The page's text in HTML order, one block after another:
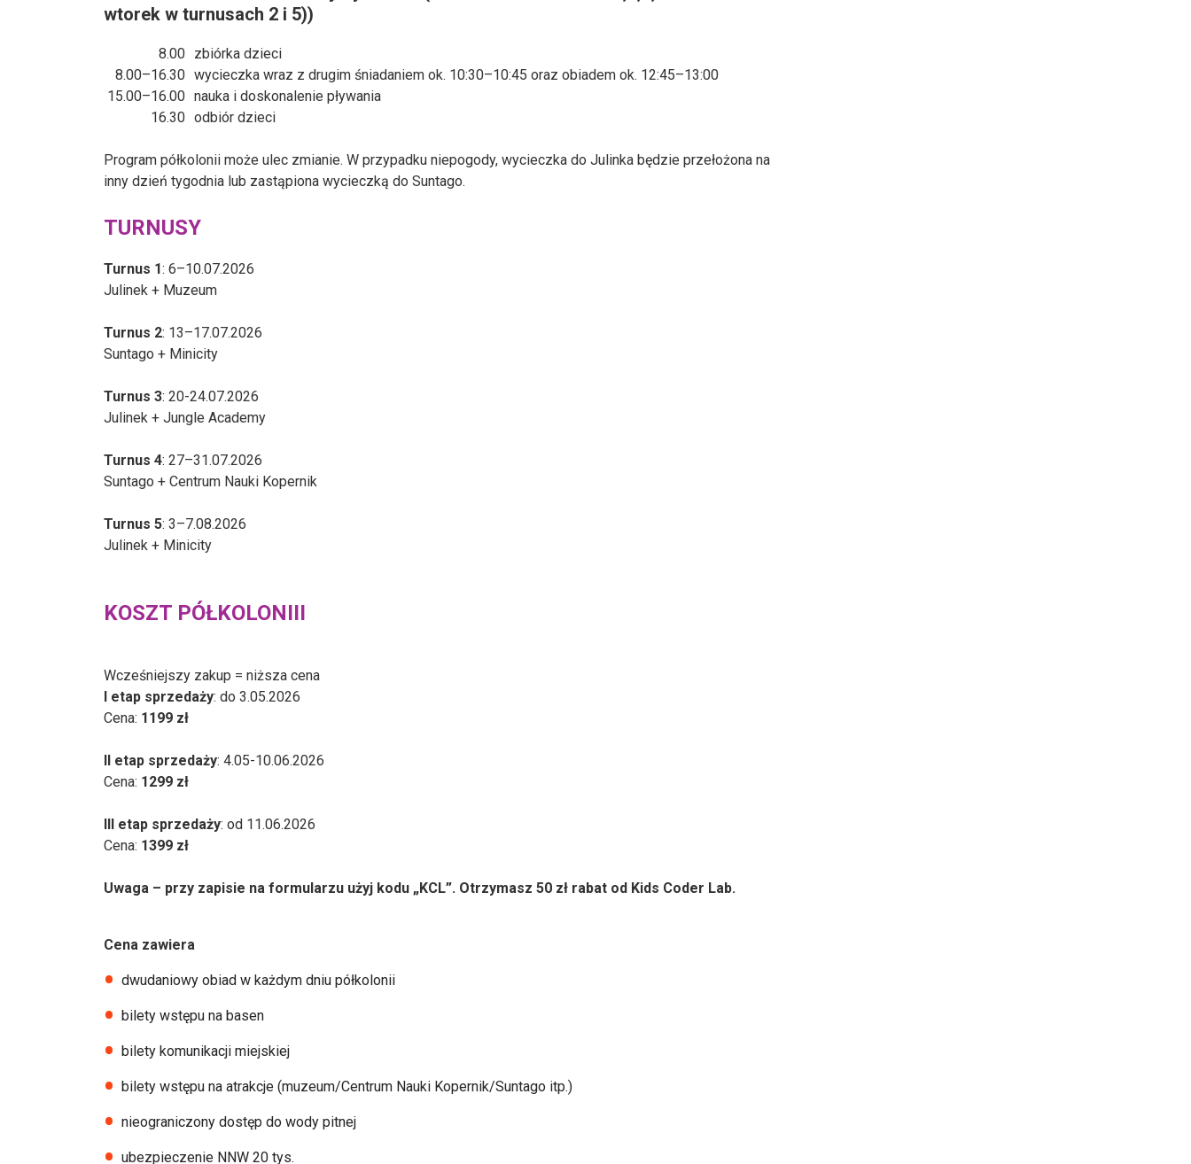
wtorek w turnusach 2 i 5))
8.00 zbiórka dzieci
8.00–16.30 wycieczka wraz z drugim śniadaniem ok. 10:30–10:45 oraz obiadem ok. 12:45–13:00
15.00–16.00 nauka i doskonalenie pływania
16.30 odbiór dzieci
Program półkolonii może ulec zmianie. W przypadku niepogody, wycieczka do Julinka będzie przełożona na
inny dzień tygodnia lub zastąpiona wycieczką do Suntago.
TURNUSY
Turnus 1: 6–10.07.2026
Julinek + Muzeum
Turnus 2: 13–17.07.2026
Suntago + Minicity
Turnus 3: 20-24.07.2026
Julinek + Jungle Academy
Turnus 4: 27–31.07.2026
Suntago + Centrum Nauki Kopernik
Turnus 5: 3–7.08.2026
Julinek + Minicity
KOSZT PÓŁKOLONIII
Wcześniejszy zakup = niższa cena
I etap sprzedaży: do 3.05.2026
Cena: 1199 zł
II etap sprzedaży: 4.05-10.06.2026
Cena: 1299 zł
III etap sprzedaży: od 11.06.2026
Cena: 1399 zł
Uwaga – przy zapisie na formularzu użyj kodu „KCL”. Otrzymasz 50 zł rabat od Kids Coder Lab.
Cena zawiera
dwudaniowy obiad w każdym dniu półkolonii
bilety wstępu na basen
bilety komunikacji miejskiej
bilety wstępu na atrakcje (muzeum/Centrum Nauki Kopernik/Suntago itp.)
nieograniczony dostęp do wody pitnej
ubezpieczenie NNW 20 tys.